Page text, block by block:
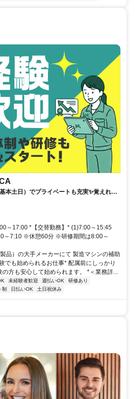
本土日）でプライベートも充実✨覚えれば
～17:00 *【交替勤務】* (1)7:00～15:45
～7:10 ※休憩60分 ※研修期間は8:00～
品）の大手メーカーにて 製造マシンの補助
でも始められるお仕事* 配属前にしっかり
の方も安心して始められます。 *＜業務詳...
未経験者歓迎 週払いOK
研修あり
制 日払いOK 土日祝休み